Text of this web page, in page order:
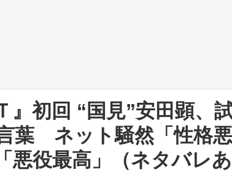
』初回 “国見”安田顕、
葉 ネット騒然「性格
悪役最高」（ネタバレあ